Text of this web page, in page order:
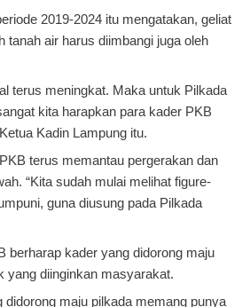
2019-2024 itu mengatakan, geliat
tanah air harus diimbangi juga oleh
terus meningkat. Maka untuk Pilkada
kita harapkan para kader PKB
Kadin Lampung itu.
terus memantau pergerakan dan
“Kita sudah mulai melihat figure-
guna diusung pada Pilkada
berharap kader yang didorong maju
yang diinginkan masyarakat.
didorong maju pilkada memang punya